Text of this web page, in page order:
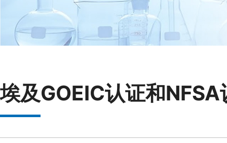
埃及GOEIC认证和NFSA